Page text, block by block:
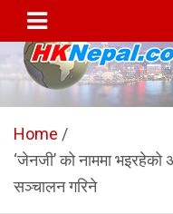
content
सञ्चालित
पत्रिका
hknepal, hknepal.com, hk
Home
‘जेनजी’ को नाममा भइरहेको
सञ्चालन गरिने